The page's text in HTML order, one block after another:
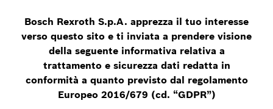
Bosch Rexroth S.p.A. apprezza il tuo interesse
verso questo sito e ti inviata a prendere visione
della seguente informativa relativa a
trattamento e sicurezza dati redatta in
conformità a quanto previsto dal regolamento
Europeo 2016/679 (cd. “GDPR”)